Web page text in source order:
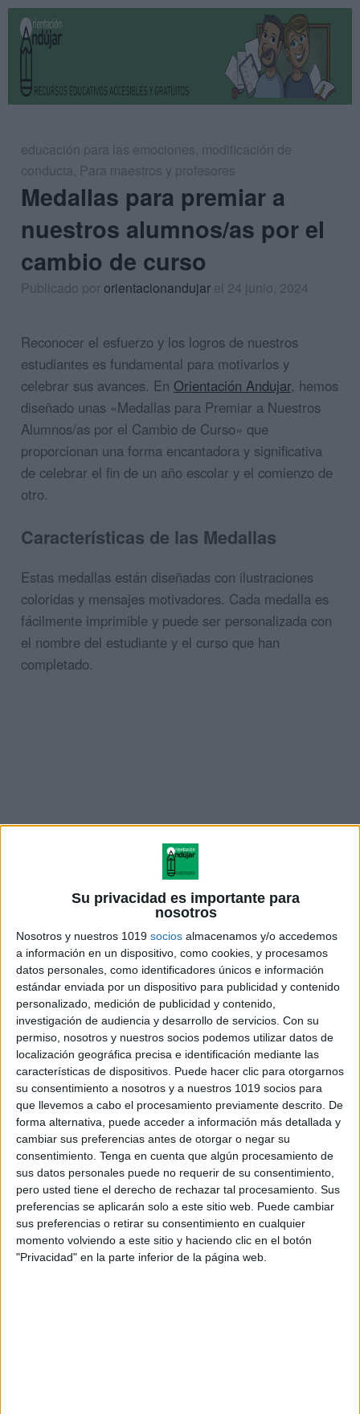
Su privacidad es importante para
nosotros
Nosotros y nuestros 1019 socios almacenamos y/o accedemos
a información en un dispositivo, como cookies, y procesamos
datos personales, como identificadores únicos e información
estándar enviada por un dispositivo para publicidad y contenido
personalizado, medición de publicidad y contenido,
investigación de audiencia y desarrollo de servicios. Con su
permiso, nosotros y nuestros socios podemos utilizar datos de
localización geográfica precisa e identificación mediante las
características de dispositivos. Puede hacer clic para otorgarnos
su consentimiento a nosotros y a nuestros 1019 socios para
que llevemos a cabo el procesamiento previamente descrito. De
forma alternativa, puede acceder a información más detallada y
cambiar sus preferencias antes de otorgar o negar su
consentimiento. Tenga en cuenta que algún procesamiento de
sus datos personales puede no requerir de su consentimiento,
pero usted tiene el derecho de rechazar tal procesamiento. Sus
preferencias se aplicarán solo a este sitio web. Puede cambiar
sus preferencias o retirar su consentimiento en cualquier
momento volviendo a este sitio y haciendo clic en el botón
"Privacidad" en la parte inferior de la página web.
educación para las emociones, modificación de
conducta, Para maestros y profesores
Medallas para premiar a
nuestros alumnos/as por el
cambio de curso
Publicado pororientacionandujar el 24 junio, 2024
Reconocer el esfuerzo y los logros de nuestros
estudiantes es fundamental para motivarlos y
celebrar sus avances. En Orientación Andujar, hemos
diseñado unas «Medallas para Premiar a Nuestros
Alumnos/as por el Cambio de Curso» que
proporcionan una forma encantadora y significativa
de celebrar el fin de un año escolar y el comienzo de
otro.
Características de las Medallas
Estas medallas están diseñadas con ilustraciones
coloridas y mensajes motivadores. Cada medalla es
fácilmente imprimible y puede ser personalizada con
el nombre del estudiante y el curso que han
completado.
Beneficios de Usar Medallas
Además de ser un símbolo de reconocimiento, las
medallas fomentan la autoestima y la motivación de
los estudiantes. Este recurso es ideal tanto para el
uso en ceremonias de fin de curso como en
celebraciones en clase, proporcionando una
herramienta educativa versátil y efectiva.
Te invitamos a descargar las «Medallas para Premiar
a Nuestros Alumnos/as por el Cambio de Curso»
desdeOrientación Andujary a integrarlas en tus
actividades de fin de curso. Estas medallas son una
excelente manera de hacer que el final del año
escolar sea memorable y emocionante para los